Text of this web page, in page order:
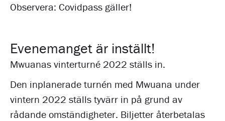
Observera: Covidpass gäller!
Evenemanget är inställt!
Mwuanas vinterturné 2022 ställs in.
Den inplanerade turnén med Mwuana under
vintern 2022 ställs tyvärr in på grund av
rådande omständigheter. Biljetter återbetalas